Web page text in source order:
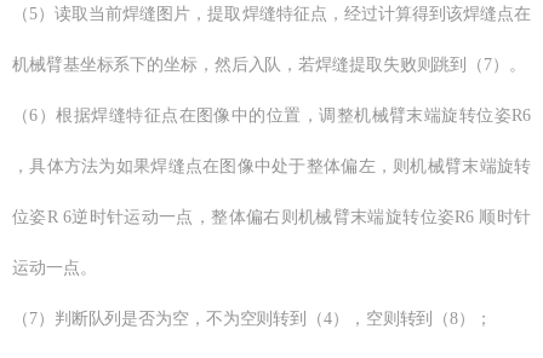
（5）读取当前焊缝图片，提取焊缝特征点，经过计算得到该焊缝点在
机械臂基坐标系下的坐标，然后入队，若焊缝提取失败则跳到（7）。
（6）根据焊缝特征点在图像中的位置，调整机械臂末端旋转位姿R6
，具体方法为如果焊缝点在图像中处于整体偏左，则机械臂末端旋转
位姿R 6逆时针运动一点，整体偏右则机械臂末端旋转位姿R6 顺时针
运动一点。
（7）判断队列是否为空，不为空则转到（4），空则转到（8）；